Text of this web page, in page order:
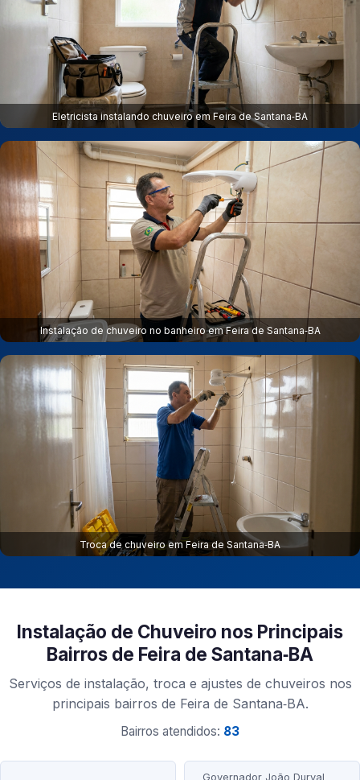
Eletricista instalando chuveiro em Feira de Santana‑BA
Instalação de chuveiro no banheiro em Feira de Santana‑BA
Troca de chuveiro em Feira de Santana‑BA
Instalação de Chuveiro nos Principais
Bairros de Feira de Santana‑BA
Serviços de instalação, troca e ajustes de chuveiros nos
principais bairros de Feira de Santana‑BA.
Bairros atendidos: 83
Governador João Durval